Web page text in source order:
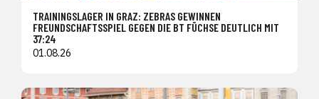
TRAININGSLAGER IN GRAZ: ZEBRAS GEWINNEN
FREUNDSCHAFTSSPIEL GEGEN DIE BT FÜCHSE DEUTLICH MIT
37:24
01.08.26